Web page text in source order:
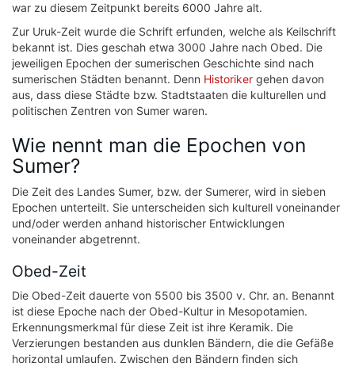
war zu diesem Zeitpunkt bereits 6000 Jahre alt.
Zur Uruk-Zeit wurde die Schrift erfunden, welche als Keilschrift
bekannt ist. Dies geschah etwa 3000 Jahre nach Obed. Die
jeweiligen Epochen der sumerischen Geschichte sind nach
sumerischen Städten benannt. Denn Historiker gehen davon
aus, dass diese Städte bzw. Stadtstaaten die kulturellen und
politischen Zentren von Sumer waren.
Wie nennt man die Epochen von
Sumer?
Die Zeit des Landes Sumer, bzw. der Sumerer, wird in sieben
Epochen unterteilt. Sie unterscheiden sich kulturell voneinander
und/oder werden anhand historischer Entwicklungen
voneinander abgetrennt.
Obed-Zeit
Die Obed-Zeit dauerte von 5500 bis 3500 v. Chr. an. Benannt
ist diese Epoche nach der Obed-Kultur in Mesopotamien.
Erkennungsmerkmal für diese Zeit ist ihre Keramik. Die
Verzierungen bestanden aus dunklen Bändern, die die Gefäße
horizontal umlaufen. Zwischen den Bändern finden sich